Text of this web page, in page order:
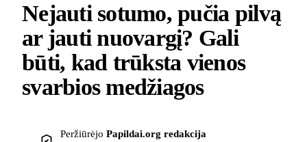
Nejauti sotumo, pučia pilvą
ar jauti nuovargį? Gali
būti, kad trūksta vienos
svarbios medžiagos
Peržiūrėjo Papildai.org redakcija